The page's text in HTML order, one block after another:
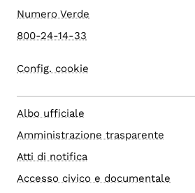
Numero Verde
800-24-14-33
Config. cookie
Albo ufficiale
Amministrazione trasparente
Atti di notifica
Accesso civico e documentale